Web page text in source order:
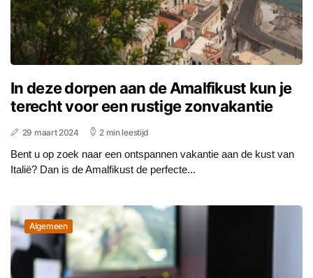
In deze dorpen aan de Amalfikust kun je
terecht voor een rustige zonvakantie
29 maart 2024 2 min leestijd
Bent u op zoek naar een ontspannen vakantie aan de kust van
Italië? Dan is de Amalfikust de perfecte...
Algemeen